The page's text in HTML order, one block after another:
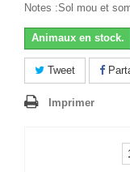
Notes :Sol mou et
Animaux en stock.
Tweet
Imprimer